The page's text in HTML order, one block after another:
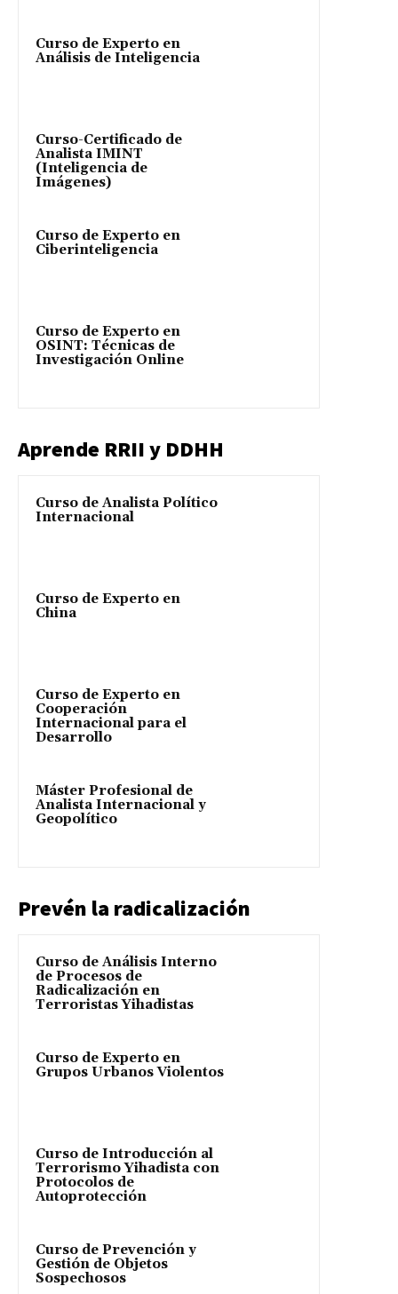
Curso de Experto en
Análisis de Inteligencia
Curso-Certificado de
Analista IMINT
(Inteligencia de
Imágenes)
Curso de Experto en
Ciberinteligencia
Curso de Experto en
OSINT: Técnicas de
Investigación Online
Aprende RRII y DDHH
Curso de Analista Político
Internacional
Curso de Experto en
China
Curso de Experto en
Cooperación
Internacional para el
Desarrollo
Máster Profesional de
Analista Internacional y
Geopolítico
Prevén la radicalización
Curso de Análisis Interno
de Procesos de
Radicalización en
Terroristas Yihadistas
Curso de Experto en
Grupos Urbanos Violentos
Curso de Introducción al
Terrorismo Yihadista con
Protocolos de
Autoprotección
Curso de Prevención y
Gestión de Objetos
Sospechosos